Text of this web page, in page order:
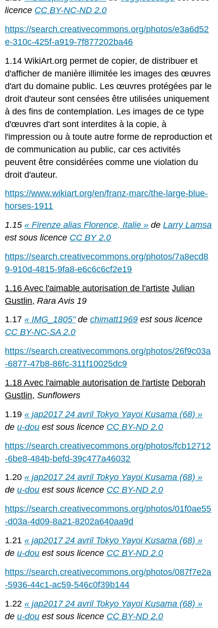
licence CC BY-NC-ND 2.0
https://search.creativecommons.org/photos/e3a6d52
e-310c-425f-a919-7f877202ba46
1.14 WikiArt.org permet de copier, de distribuer et
d'afficher de manière illimitée les images des œuvres
d'art du domaine public. Les œuvres protégées par le
droit d'auteur sont censées être utilisées uniquement
à des fins de contemplation. Les images de ce type
d'œuvres d'art sont interdites à la copie, à
l'impression ou à toute autre forme de reproduction et
de communication au public, car ces activités
peuvent être considérées comme une violation du
droit d'auteur.
https://www.wikiart.org/en/franz-marc/the-large-blue-
horses-1911
1.15« Firenze alias Florence, Italie » deLarry Lamsa
est sous licence CC BY 2.0
https://search.creativecommons.org/photos/7a8ecd8
9-910d-4815-9fa8-e6c6c6cf2e19
1.16 Avec l'aimable autorisation de l'artiste Julian
Gustlin, Rara Avis 19
1.17« IMG_1805" de chimatt1969 est sous licence
CC BY-NC-SA 2.0
https://search.creativecommons.org/photos/26f9c03a
-6877-47b8-86fc-311f10025dc9
1.18 Avec l'aimable autorisation de l'artiste Deborah
Gustlin, Sunflowers
1.19« jap2017 24 avril Tokyo Yayoi Kusama (68) »
de u-dou est sous licence CC BY-ND 2.0
https://search.creativecommons.org/photos/fcb12712
-6be8-484b-befd-39c477a46032
1.20« jap2017 24 avril Tokyo Yayoi Kusama (68) »
de u-dou est sous licence CC BY-ND 2.0
https://search.creativecommons.org/photos/01f0ae55
-d03a-4d09-8a21-8202a640aa9d
1.21« jap2017 24 avril Tokyo Yayoi Kusama (68) »
de u-dou est sous licence CC BY-ND 2.0
https://search.creativecommons.org/photos/087f7e2a
-5936-44c1-ac59-546c0f39b144
1.22« jap2017 24 avril Tokyo Yayoi Kusama (68) »
de u-dou est sous licence CC BY-ND 2.0